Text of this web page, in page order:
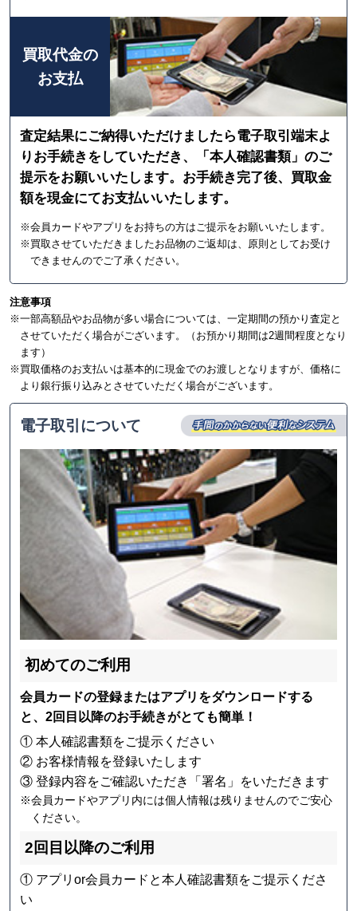
買取代金の
お支払
査定結果にご納得いただけましたら電子取引端末よ
りお手続きをしていただき、「本人確認書類」のご
提示をお願いいたします。お手続き完了後、買取金
額を現金にてお支払いいたします。
※会員カードやアプリをお持ちの方はご提示をお願いいたします。
※買取させていただきましたお品物のご返却は、原則としてお受け
できませんのでご了承ください。
注意事項
※一部高額品やお品物が多い場合については、一定期間の預かり査定と
させていただく場合がございます。（お預かり期間は2週間程度となり
ます）
※買取価格のお支払いは基本的に現金でのお渡しとなりますが、価格に
より銀行振り込みとさせていただく場合がございます。
電子取引について
初めてのご利用
会員カードの登録またはアプリをダウンロードする
と、 2回目以降のお手続きがとても簡単！
① 本人確認書類をご提示ください
② お客様情報を登録いたします
③ 登録内容をご確認いただき「署名」をいただきます
※会員カードやアプリ内には個人情報は残りませんのでご安心
ください。
2回目以降のご利用
① アプリor会員カードと本人確認書類をご提示くださ
い